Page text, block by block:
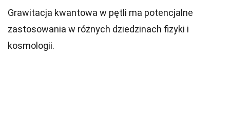
Grawitacja kwantowa w pętli ma potencjalne
zastosowania w różnych dziedzinach fizyki i
kosmologii.